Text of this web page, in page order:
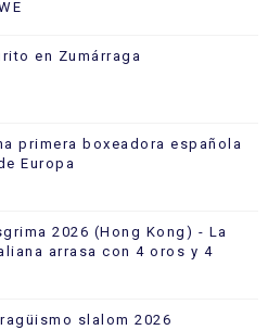
en Zumárraga
primera boxeadora española
Europa
2026 (Hong Kong) - La
arrasa con 4 oros y 4
slalom 2026